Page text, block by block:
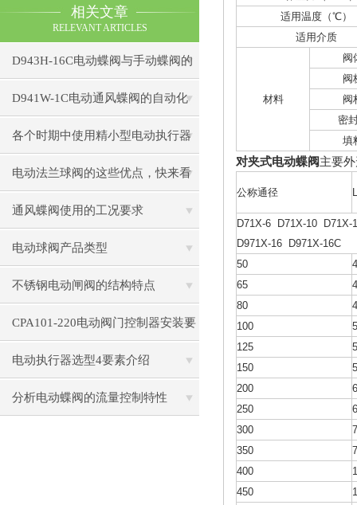
相关文章
RELEVANT ARTICLES
D943H-16C电动蝶阀与手动蝶阀的
比较
D941W-1C电动通风蝶阀的自动化
控制技术
各个时期中使用精小型电动执行器
出现的小状况
电动法兰球阀的这些优点，快来看
看吧
通风蝶阀使用的工况要求
电动球阀产品类型
不锈钢电动闸阀的结构特点
CPA101-220电动阀门控制器安装要
注意些细节？
电动执行器选型4要素介绍
分析电动蝶阀的流量控制特性
适用温度（℃）
适用介质
材料
阀
阀
阀
密
填
对夹式电动蝶阀主要
公称通径 L
D71X-6 D71X-10
D971X-16 D971X-16C
50
65
80
100
125
150
200
250
300
350
400
450